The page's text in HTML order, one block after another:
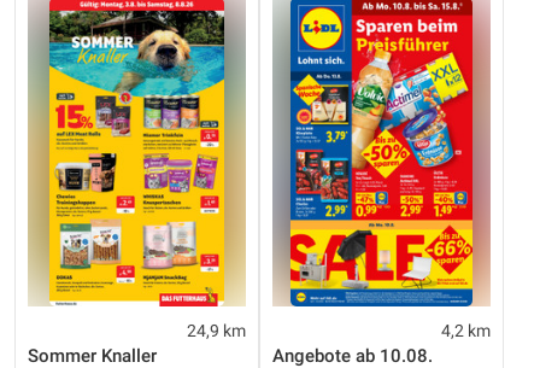
24,9 km
Sommer Knaller
4,2 km
Angebote ab 10.08.